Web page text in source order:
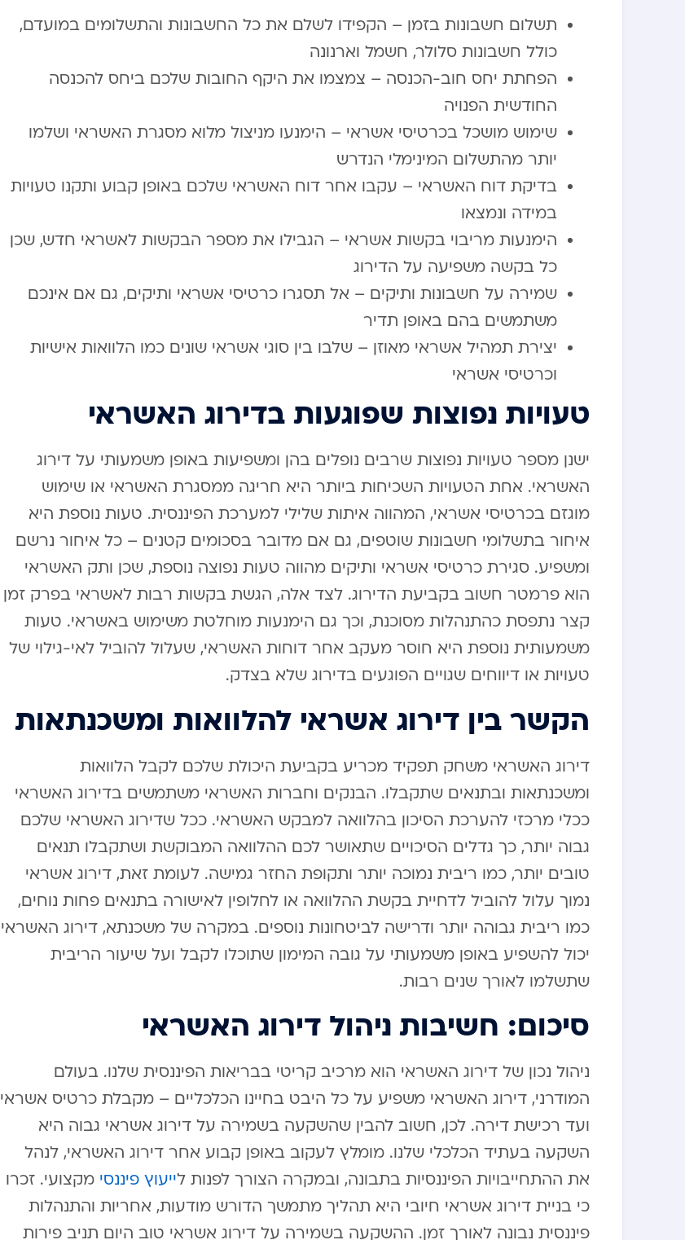
תשלום חשבונות בזמן – הקפידו לשלם את כל החשבונות והתשלומים במועדם,
כולל חשבונות סלולר, חשמל וארנונה
הפחתת יחס חוב-הכנסה – צמצמו את היקף החובות שלכם ביחס להכנסה
החודשית הפנויה
שימוש מושכל בכרטיסי אשראי – הימנעו מניצול מלוא מסגרת האשראי ושלמו
יותר מהתשלום המינימלי הנדרש
בדיקת דוח האשראי – עקבו אחר דוח האשראי שלכם באופן קבוע ותקנו טעויות
במידה ונמצאו
הימנעות מריבוי בקשות אשראי – הגבילו את מספר הבקשות לאשראי חדש, שכן
כל בקשה משפיעה על הדירוג
שמירה על חשבונות ותיקים – אל תסגרו כרטיסי אשראי ותיקים, גם אם אינכם
משתמשים בהם באופן תדיר
יצירת תמהיל אשראי מאוזן – שלבו בין סוגי אשראי שונים כמו הלוואות אישיות
וכרטיסי אשראי
טעויות נפוצות שפוגעות בדירוג האשראי
ישנן מספר טעויות נפוצות שרבים נופלים בהן ומשפיעות באופן משמעותי על דירוג
האשראי. אחת הטעויות השכיחות ביותר היא חריגה ממסגרת האשראי או שימוש
מוגזם בכרטיסי אשראי, המהווה איתות שלילי למערכת הפיננסית. טעות נוספת היא
איחור בתשלומי חשבונות שוטפים, גם אם מדובר בסכומים קטנים – כל איחור נרשם
ומשפיע. סגירת כרטיסי אשראי ותיקים מהווה טעות נפוצה נוספת, שכן ותק האשראי
הוא פרמטר חשוב בקביעת הדירוג. לצד אלה, הגשת בקשות רבות לאשראי בפרק זמן
קצר נתפסת כהתנהלות מסוכנת, וכך גם הימנעות מוחלטת משימוש באשראי. טעות
משמעותית נוספת היא חוסר מעקב אחר דוחות האשראי, שעלול להוביל לאי-גילוי של
טעויות או דיווחים שגויים הפוגעים בדירוג שלא בצדק.
הקשר בין דירוג אשראי להלוואות ומשכנתאות
דירוג האשראי משחק תפקיד מכריע בקביעת היכולת שלכם לקבל הלוואות
ומשכנתאות ובתנאים שתקבלו. הבנקים וחברות האשראי משתמשים בדירוג האשראי
ככלי מרכזי להערכת הסיכון בהלוואה למבקש האשראי. ככל שדירוג האשראי שלכם
גבוה יותר, כך גדלים הסיכויים שתאושר לכם ההלוואה המבוקשת ושתקבלו תנאים
טובים יותר, כמו ריבית נמוכה יותר ותקופת החזר גמישה. לעומת זאת, דירוג אשראי
נמוך עלול להוביל לדחיית בקשת ההלוואה או לחלופין לאישורה בתנאים פחות נוחים,
כמו ריבית גבוהה יותר ודרישה לביטחונות נוספים. במקרה של משכנתא, דירוג האשראי
יכול להשפיע באופן משמעותי על גובה המימון שתוכלו לקבל ועל שיעור הריבית
שתשלמו לאורך שנים רבות.
סיכום: חשיבות ניהול דירוג האשראי
ניהול נכון של דירוג האשראי הוא מרכיב קריטי בבריאות הפיננסית שלנו. בעולם
המודרני, דירוג האשראי משפיע על כל היבט בחיינו הכלכליים – מקבלת כרטיס אשראי
ועד רכישת דירה. לכן, חשוב להבין שהשקעה בשמירה על דירוג אשראי גבוה היא
השקעה בעתיד הכלכלי שלנו. מומלץ לעקוב באופן קבוע אחר דירוג האשראי, לנהל
את ההתחייבויות הפיננסיות בתבונה, ובמקרה הצורך לפנות לייעוץ פיננסי מקצועי. זכרו
כי בניית דירוג אשראי חיובי היא תהליך מתמשך הדורש מודעות, אחריות והתנהלות
פיננסית נבונה לאורך זמן. ההשקעה בשמירה על דירוג אשראי טוב היום תניב פירות